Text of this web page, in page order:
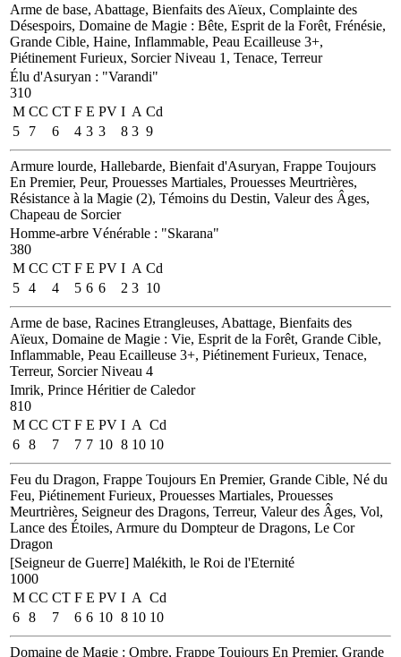
Arme de base, Abattage, Bienfaits des Aïeux, Complainte des
Désespoirs, Domaine de Magie : Bête, Esprit de la Forêt, Frénésie,
Grande Cible, Haine, Inflammable, Peau Ecailleuse 3+,
Piétinement Furieux, Sorcier Niveau 1, Tenace, Terreur
Élu d'Asuryan : "Varandi"
310
M CC CT F E PV I A Cd
5
7 6 4 3 3 8 3 9
Armure lourde, Hallebarde, Bienfait d'Asuryan, Frappe Toujours
En Premier, Peur, Prouesses Martiales, Prouesses Meurtrières,
Résistance à la Magie (2), Témoins du Destin, Valeur des Âges,
Chapeau de Sorcier
Homme-arbre Vénérable : "Skarana"
380
M CC CT F E PV I A Cd
5 4 4 5 6 6 2 3 10
Arme de base, Racines Etrangleuses, Abattage, Bienfaits des
Aïeux, Domaine de Magie : Vie, Esprit de la Forêt, Grande Cible,
Inflammable, Peau Ecailleuse 3+, Piétinement Furieux, Tenace,
Terreur, Sorcier Niveau 4
Imrik, Prince Héritier de Caledor
810
M CC CT F E PV I A Cd
6 8 7 7 7 10 8 10 10
Feu du Dragon, Frappe Toujours En Premier, Grande Cible, Né du
Feu, Piétinement Furieux, Prouesses Martiales, Prouesses
Meurtrières, Seigneur des Dragons, Terreur, Valeur des Âges, Vol,
Lance des Étoiles, Armure du Dompteur de Dragons, Le Cor
Dragon
[Seigneur de Guerre] Malékith, le Roi de l'Eternité
1000
M CC CT F E PV I A Cd
6 8 7 6 6 10 8 10 10
Domaine de Magie : Ombre, Frappe Toujours En Premier, Grande